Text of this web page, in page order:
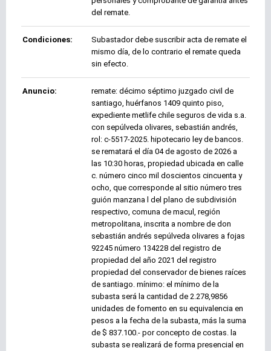
del remate.
Condiciones:
Subastador debe suscribir acta de remate el
mismo día, de lo contrario el remate queda
sin efecto.
Anuncio:
remate: décimo séptimo juzgado civil de
santiago, huérfanos 1409 quinto piso,
expediente metlife chile seguros de vida s.a.
con sepúlveda olivares, sebastián andrés,
rol: c-5517-2025. hipotecario ley de bancos.
se rematará el día 04 de agosto de 2026 a
las 10:30 horas, propiedad ubicada en calle
c. número cinco mil doscientos cincuenta y
ocho, que corresponde al sitio número tres
guión manzana l del plano de subdivisión
respectivo, comuna de macul, región
metropolitana, inscrita a nombre de don
sebastián andrés sepúlveda olivares a fojas
92245 número 134228 del registro de
propiedad del año 2021 del registro
propiedad del conservador de bienes raíces
de santiago. mínimo: el mínimo de la
subasta será la cantidad de 2.278,9856
unidades de fomento en su equivalencia en
pesos a la fecha de la subasta, más la suma
de $ 837.100.- por concepto de costas. la
subasta se realizará de forma presencial en